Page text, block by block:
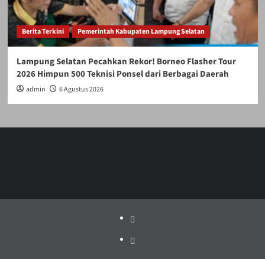
Berita Terkini Pemerintah Kabupaten Lampung Selatan
Lampung Selatan Pecahkan Rekor! Borneo Flasher Tour
2026 Himpun 500 Teknisi Ponsel dari Berbagai Daerah
admin 6 Agustus 2026
Politik
Pariwisata